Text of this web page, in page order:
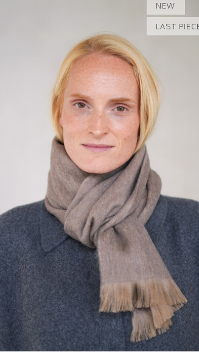
NEW
LAST